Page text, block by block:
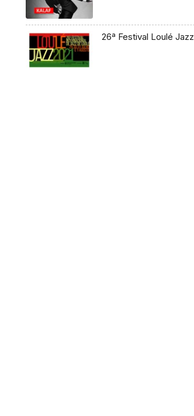
26ª Festival Loulé Jazz